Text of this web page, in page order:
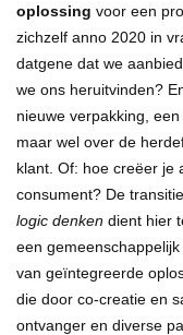
oplossing voor een
zichzelf anno 2020 in
datgene dat we
we ons heruitvinden?
nieuwe verpakking,
maar wel over de
klant. Of: hoe creëer je
consument? De
logic denken dient hier
een
van geïntegreerde
die door co-creatie en
ontvanger en diverse